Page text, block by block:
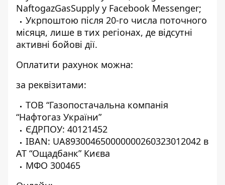
NaftogazGasSupply у Facebook Messenger;
Укрпоштою після 20-го числа поточного
місяця, лише в тих регіонах, де відсутні
активні бойові дії.
Оплатити рахунок можна:
за реквізитами:
ТОВ “Газопостачальна компанія
“Нафтогаз України”
ЄДРПОУ: 40121452
IBAN: UA893004650000000260323012042 в
АТ “Ощадбанк” Києва
МФО 300465